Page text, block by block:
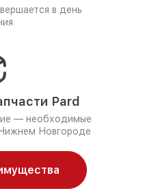
в день
Pard
— необходимые
Новгороде